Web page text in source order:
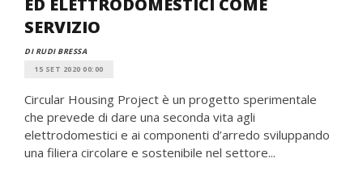
ED ELETTRODOMESTICI COME
SERVIZIO
DI RUDI BRESSA
15 SET 2020 00:00
Circular Housing Project è un progetto sperimentale
che prevede di dare una seconda vita agli
elettrodomestici e ai componenti d’arredo sviluppando
una filiera circolare e sostenibile nel settore...